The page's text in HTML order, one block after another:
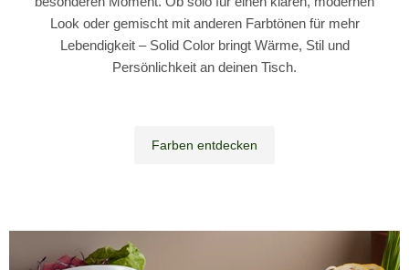
Look oder gemischt mit anderen Farbtönen für mehr
Lebendigkeit – Solid Color bringt Wärme, Stil und
Persönlichkeit an deinen Tisch.
Farben entdecken